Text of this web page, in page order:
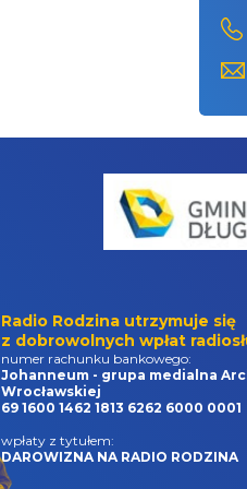
Radio Rodzina utrzymuje się
z dobrowolnych wpłat
numer rachunku bankowego:
Johanneum - grupa medialna
Wrocławskiej
69 1600 1462 1813 6262 6000 0001
wpłaty z tytułem:
DAROWIZNA NA RADIO RODZINA